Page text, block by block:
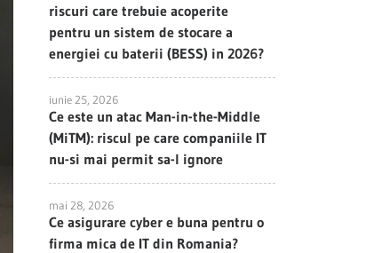
riscuri care trebuie acoperite
pentru un sistem de stocare a
energiei cu baterii (BESS) in 2026?
iunie 25, 2026
Ce este un atac Man-in-the-Middle
(MiTM): riscul pe care companiile IT
nu-si mai permit sa-l ignore
mai 28, 2026
Ce asigurare cyber e buna pentru o
firma mica de IT din Romania?